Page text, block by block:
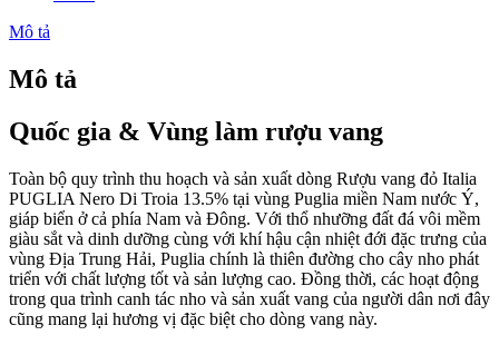
Mô tả
Mô tả
Quốc gia & Vùng làm rượu vang
Toàn bộ quy trình thu hoạch và sản xuất dòng Rượu vang đỏ Italia
PUGLIA Nero Di Troia 13.5% tại vùng Puglia miền Nam nước Ý,
giáp biển ở cả phía Nam và Đông. Với thổ nhưỡng đất đá vôi mềm
giàu sắt và dinh dưỡng cùng với khí hậu cận nhiệt đới đặc trưng của
vùng Địa Trung Hải, Puglia chính là thiên đường cho cây nho phát
triển với chất lượng tốt và sản lượng cao. Đồng thời, các hoạt động
trong qua trình canh tác nho và sản xuất vang của người dân nơi đây
cũng mang lại hương vị đặc biệt cho dòng vang này.